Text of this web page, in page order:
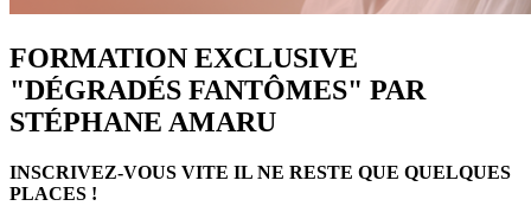
FORMATION EXCLUSIVE
"DÉGRADÉS FANTÔMES" PAR
STÉPHANE AMARU
INSCRIVEZ-VOUS VITE IL NE RESTE QUE QUELQUES
PLACES !